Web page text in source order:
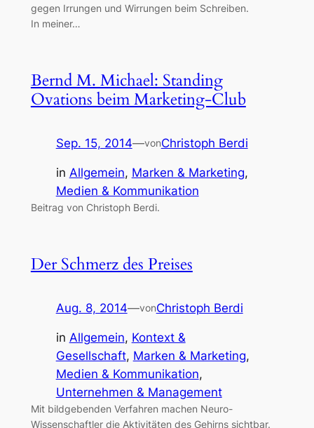
gegen Irrungen und Wirrungen beim Schreiben.
In meiner…
Bernd M. Michael: Standing
Ovations beim Marketing-Club
Sep. 15, 2014—vonChristoph Berdi
in Allgemein, Marken & Marketing
Medien & Kommunikation
Beitrag von Christoph Berdi.
Der Schmerz des Preises
Aug. 8, 2014—vonChristoph Berdi
in Allgemein, Kontext &
Gesellschaft, Marken & Marketing
Medien & Kommunikation
Unternehmen & Management
Mit bildgebenden Verfahren machen Neuro-
Wissenschaftler die Aktivitäten des Gehirns sichtbar.